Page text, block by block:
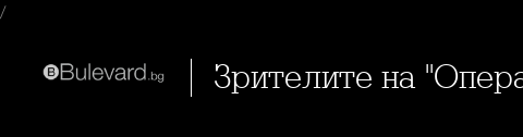
/
Зрителите на